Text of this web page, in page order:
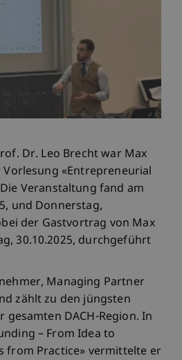
Dr. Leo Brecht war Max
«Entrepreneurial
Die Veranstaltung fand am
und Donnerstag,
der Gastvortrag von Max
30.10.2025, durchgeführt
Managing Partner
zählt zu den jüngsten
DACH-Region. In
– From Idea to
from Practice» vermittelte er